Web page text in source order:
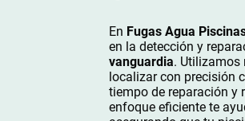
En Fugas Agua
en la detección y
vanguardia. Utilizamos
localizar con precisión
tiempo de reparación y
enfoque eficiente te